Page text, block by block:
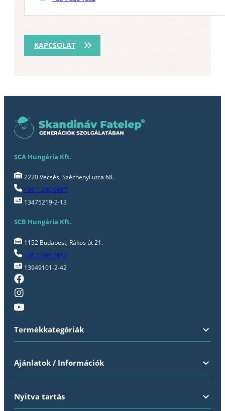
KAPCSOLAT
SCA Hungária Kft.
2220 Vecsés, Széchenyi utca 68.
+36 1 290 0487
13475219-2-13
SCB Hungária Kft.
1152 Budapest, Rákos út 21.
+36 1 306 1652
13949101-2-42
Termékkategóriák
Ajánlatok / Információk
Nyitva tartás